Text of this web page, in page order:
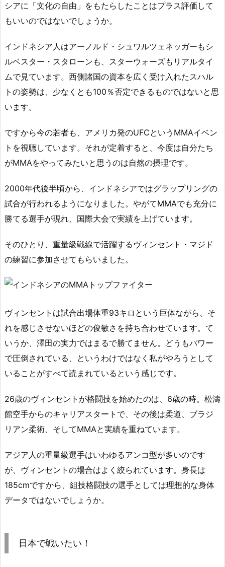
シアに「文化の自由」をもたらしたことはプラス評価して
もいいのではないでしょうか。
インドネシア人はアーノルド・シュワルツェネッガーもシ
ルベスター・スタローンも、スターウォーズもリアルタイ
ムで見ています。西側諸国の資本を広く受け入れたスハル
トの姿勢は、少なくとも100％否定できるものではないと思
います。
ですから今の若者も、アメリカ発のUFCというMMAイベン
トを視聴しています。それが定着すると、今度は自分たち
がMMAをやってみたいと思うのは自然の摂理です。
2000年代後半頃から、インドネシアではグラップリングの
試合が行われるようになりました。やがてMMAでも充分に
勝てる選手が現れ、国際大会で実績を上げています。
そのひとり、重量級戦線で活躍するヴィンセント・マジド
の練習に参加させてもらいました。
ヴィンセントは試合出場体重93キロという巨体ながら、そ
れを感じさせないほどの俊敏さを持ち合わせています。て
いうか、澤田の実力ではまるで勝てません。どうもパワー
で圧倒されている、というわけではなく私がやろうとして
いることがすべて読まれているという感じです。
26歳のヴィンセントが格闘技を始めたのは、6歳の時。松濤
館空手からのキャリアスタートで、その後は柔道、ブラジ
リアン柔術、そしてMMAと実績を重ねています。
アジア人の重量級選手はいわゆるアンコ型が多いのです
が、ヴィンセントの場合はよく絞られています。身長は
185cmですから、組技格闘技の選手としては理想的な身体
データではないでしょうか。
日本で戦いたい！